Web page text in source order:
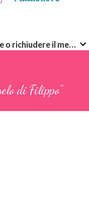
ALTRI ARTICOLI (clicca qui per aprire o richiudere il menù a discesa)
di Filippo"